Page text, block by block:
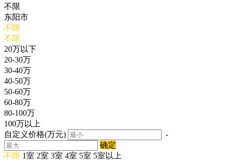
不限
东阳市
不限
不限
20万以下
20-30万
30-40万
40-50万
50-60万
60-80万
80-100万
100万以上
自定义价格(万元)
-
确定
不限 1室 2室 3室 4室 5室 5室以上